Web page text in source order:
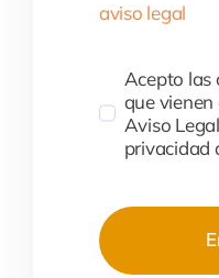
aviso legal
Acepto las
que vienen
Aviso
privacidad